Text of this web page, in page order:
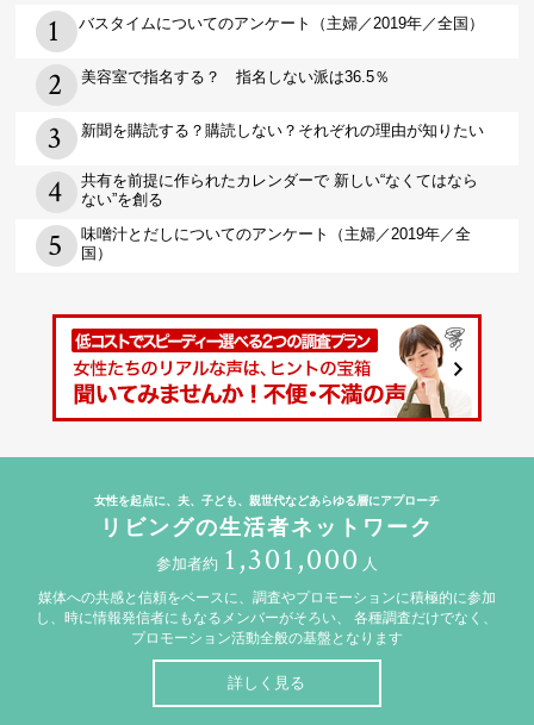
バスタイムについてのアンケート（主婦／2019年／全国）
美容室で指名する？ 指名しない派は36.5％
新聞を購読する？購読しない？それぞれの理由が知りたい
共有を前提に作られたカレンダーで 新しい“なくてはなら
ない”を創る
味噌汁とだしについてのアンケート（主婦／2019年／全
国）
女性を起点に、夫、子ども、親世代などあらゆる層にアプローチ
リビングの生活者ネットワーク
参加者約 1,301,000 人
媒体への共感と信頼をベースに、調査やプロモーションに積極的に参加
し、時に情報発信者にもなるメンバーがそろい、
各種調査だけでなく、
プロモーション活動全般の基盤となります
詳しく見る